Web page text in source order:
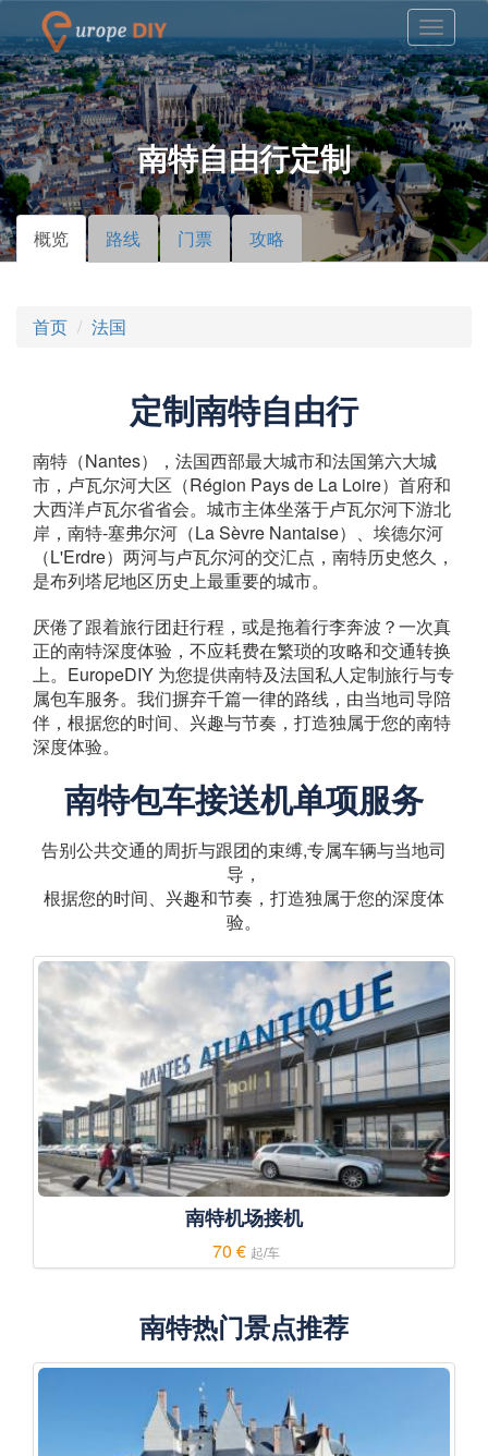
南特自由行定制
主标签
概览 （活
动标
路线 门票 攻略
首页 法国
定制南特自由行
南特（Nantes），法国西部最大城市和法国第六大城
市，卢瓦尔河大区（Région Pays de La Loire）首府和
大西洋卢瓦尔省省会。城市主体坐落于卢瓦尔河下游北
岸，南特-塞弗尔河（La Sèvre Nantaise）、埃德尔河
（L'Erdre）两河与卢瓦尔河的交汇点，南特历史悠久，
是布列塔尼地区历史上最重要的城市。
厌倦了跟着旅行团赶行程，或是拖着行李奔波？一次真
正的南特深度体验，不应耗费在繁琐的攻略和交通转换
上。EuropeDIY 为您提供南特及法国私人定制旅行与专
属包车服务。我们摒弃千篇一律的路线，由当地司导陪
伴，根据您的时间、兴趣与节奏，打造独属于您的南特
深度体验。
南特包车接送机单项服务
告别公共交通的周折与跟团的束缚,专属车辆与当地司
导，
根据您的时间、兴趣和节奏，打造独属于您的深度体
验。
南特机场接机
70 € 起/车
南特热门景点推荐